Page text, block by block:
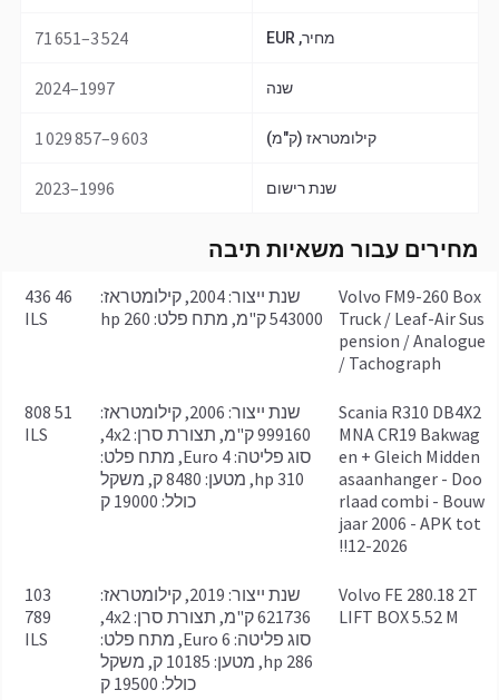
מחיר, EUR 3 524–71 651
שנה 1997–2024
קילומטראז (ק"מ) 9 603–1 029 857
שנת רישום 1996–2023
מחירים עבור משאיות תיבה
Volvo FM9-260 Box
Truck / Leaf-Air Sus
pension / Analogue
Tachograph /
שנת ייצור: 2004, קילומטראז:
543000 ק"מ, מתח פלט: 260 hp
46 436
ILS
Scania R310 DB4X2
MNA CR19 Bakwag
en + Gleich Midden
asaanhanger - Doo
rlaad combi - Bouw
jaar 2006 - APK tot
12-2026!!
שנת ייצור: 2006, קילומטראז:
999160 ק"מ, תצורת סרן: 4x2,
סוג פליטה: Euro 4, מתח פלט:
310 hp, מטען: 8480 ק, משקל
כולל: 19000 ק
51 808
ILS
Volvo FE 280.18 2T
LIFT BOX 5.52 M
שנת ייצור: 2019, קילומטראז:
621736 ק"מ, תצורת סרן: 4x2,
סוג פליטה: Euro 6, מתח פלט:
286 hp, מטען: 10185 ק, משקל
כולל: 19500 ק
103
789
ILS